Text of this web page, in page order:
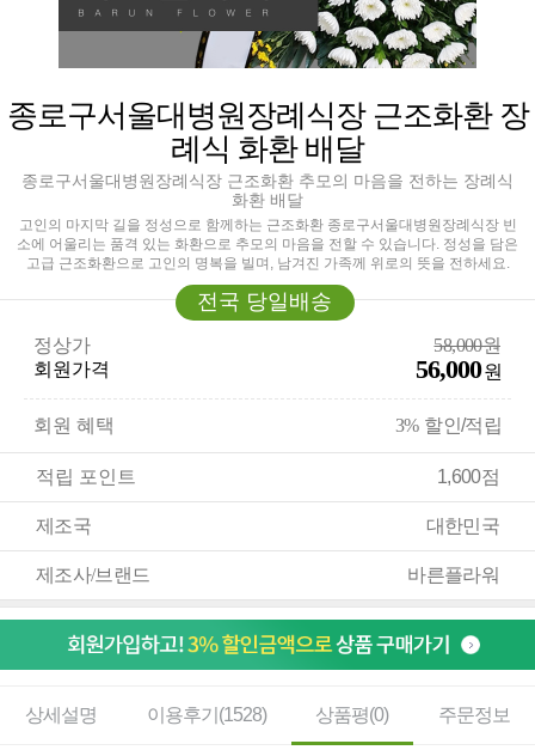
종로구서울대병원장례식장 근조화환 장
례식 화환 배달
종로구서울대병원장례식장 근조화환 추모의 마음을 전하는 장례식
화환 배달
고인의 마지막 길을 정성으로 함께하는 근조화환 종로구서울대병원장례식장 빈
소에 어울리는 품격 있는 화환으로 추모의 마음을 전할 수 있습니다. 정성을 담은
고급 근조화환으로 고인의 명복을 빌며, 남겨진 가족께 위로의 뜻을 전하세요.
전국 당일배송
정상가
58,000원
회원가격
56,000원
회원 혜택 3% 할인/적립
적립 포인트 1,600점
제조국 대한민국
제조사/브랜드 바른플라워
상세설명 이용후기(1528) 상품평(0) 주문정보